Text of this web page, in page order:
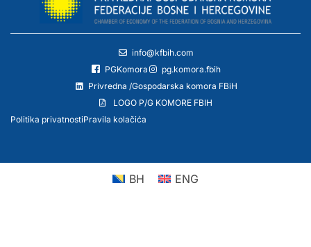
info@kfbih.com
PGKomora
pg.komora.fbih
Privredna /Gospodarska komora FBiH
LOGO P/G KOMORE FBIH
Politika privatnostiPravila kolačića
BH ENG